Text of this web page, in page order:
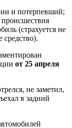
и потерпевший;
(страхуется не
средство).
от 25 апреля
не заметил,
в задний